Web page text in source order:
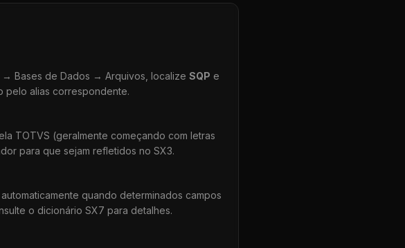
Bases de Dados → Arquivos, localize SQP e
pelo alias correspondente.
TOTVS (geralmente começando com letras
para que sejam refletidos no SX3.
quando determinados campos
o dicionário SX7 para detalhes.